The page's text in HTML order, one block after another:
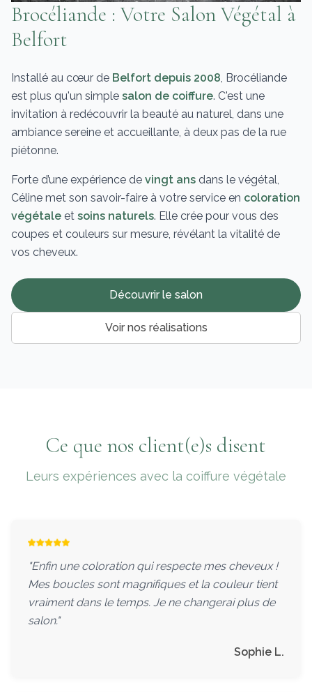
Brocéliande : Votre Salon Végétal à
Belfort
Installé au cœur de Belfort depuis 2008, Brocéliande
est plus qu'un simple salon de coiffure. C'est une
invitation à redécouvrir la beauté au naturel, dans une
ambiance sereine et accueillante, à deux pas de la rue
piétonne.
Forte d’une expérience de vingt ans dans le végétal,
Céline met son savoir-faire à votre service en coloration
végétale et soins naturels. Elle crée pour vous des
coupes et couleurs sur mesure, révélant la vitalité de
vos cheveux.
Découvrir le salon
Voir nos réalisations
Ce que nos client(e)s disent
Leurs expériences avec la coiffure végétale
"Enfin une coloration qui respecte mes cheveux !
Mes boucles sont magnifiques et la couleur tient
vraiment dans le temps. Je ne changerai plus de
salon."
Sophie L.